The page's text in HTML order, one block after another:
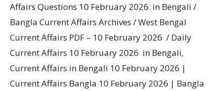
Affairs Questions 10 February 2026 in Bengali /
Bangla Current Affairs Archives / West Bengal
Current Affairs PDF – 10 February 2026 / Daily
Current Affairs 10 February 2026 in Bengali,
Current Affairs in Bengali 10 February 2026 |
Current Affairs Bangla 10 February 2026 | Bangla